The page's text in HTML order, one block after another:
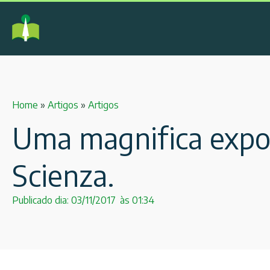
Home » Artigos » Artigos
Uma magnifica
Scienza.
Publicado dia: 03/11/2017 às 01:34